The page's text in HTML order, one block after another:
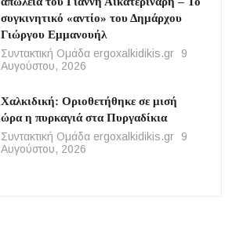
συγκινητικό «αντίο» του Δημάρχου
Γιώργου Εμμανουήλ
Συντακτική Ομάδα ergoxalkidikis.gr
9
Αυγούστου, 2026
Χαλκιδική: Οριοθετήθηκε σε μισή
ώρα η πυρκαγιά στα Πυργαδίκια
Συντακτική Ομάδα ergoxalkidikis.gr
9
Αυγούστου, 2026